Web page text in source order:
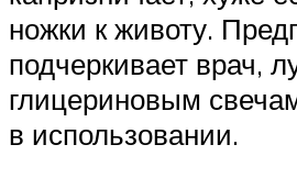
ножки к животу.
подчеркивает врач,
глицериновым
в использовании.